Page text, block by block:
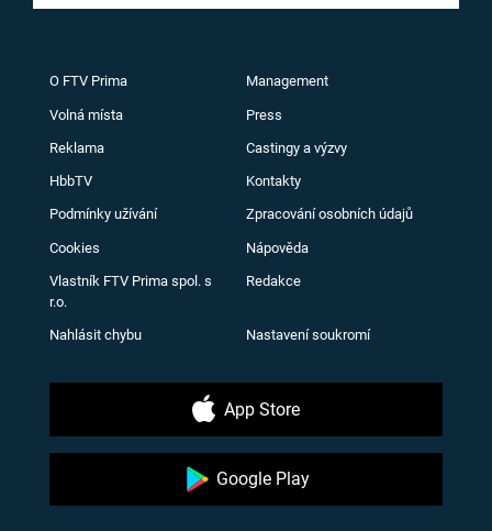
O FTV Prima Management
Volná místa Press
Reklama Castingy a výzvy
HbbTV Kontakty
Podmínky užívání Zpracování osobních údajů
Cookies Nápověda
Vlastník FTV Prima spol. s
r.o.
Redakce
Nahlásit chybu Nastavení soukromí
App Store
Google Play